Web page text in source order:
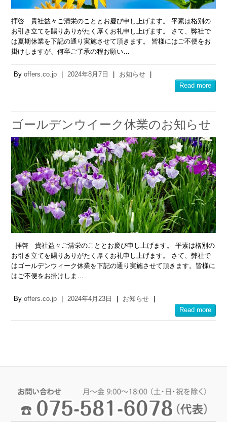
拝啓 貴社益々ご清栄のこととお慶び申し上げます。 平素は格別の
お引き立てを賜りありがたく厚くお礼申し上げます。 さて、弊社で
は夏期休業を下記の通り実施させて頂きます。 皆様にはご不便をお
掛けしますが、何卒ご了承の程お願い…
Byoffers.co.jp 2024年8月7日 お知らせ
Read more
ゴールデンウイーク休業のお知らせ
拝啓 貴社益々ご清栄のこととお慶び申し上げます。 平素は格別の
お引き立てを賜りありがたく厚くお礼申し上げます。 さて、弊社で
はゴールデンウィーク休業を下記の通り実施させて頂きます。皆様に
はご不便をお掛けしま…
Byoffers.co.jp 2024年4月23日 お知らせ
Read more